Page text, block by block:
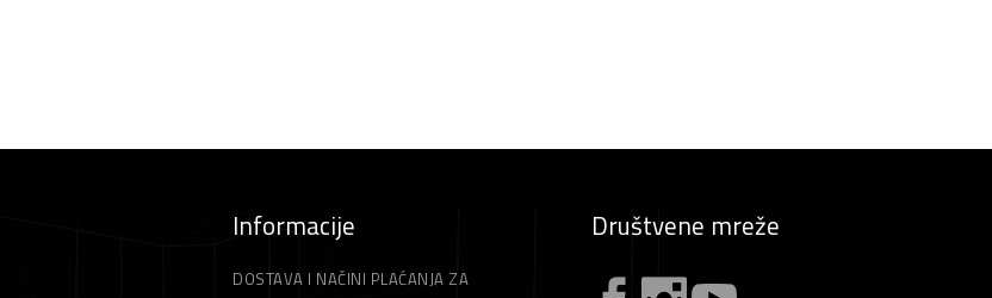
Informacije
DOSTAVA I NAČINI PLAĆANJA ZA
Društvene mreže